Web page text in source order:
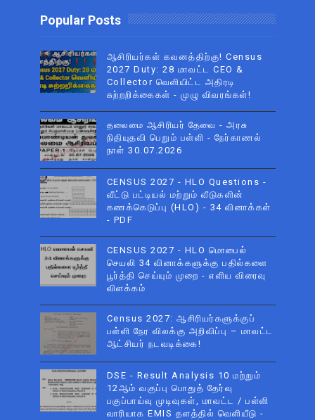
Popular Posts
ஆசிரியர்கள் கவனத்திற்கு! Census
2027 Duty: 28 மாவட்ட CEO &
Collector வெளியிட்ட அதிரடி
சுற்றறிக்கைகள் - முழு விவரங்கள்!
தலைமை ஆசிரியர் தேவை - அரசு
நிதியுதவி பெறும் பள்ளி - நேர்காணல்
நாள் 30.07.2026
CENSUS 2027 - HLO Questions -
வீட்டு பட்டியல் மற்றும் வீடுகளின்
கணக்கெடுப்பு (HLO) - 34 வினாக்கள்
- PDF
CENSUS 2027 - HLO மொபைல்
செயலி 34 வினாக்களுக்கு பதில்களை
பூர்த்தி செய்யும் முறை - எளிய விரைவு
விளக்கம்
Census 2027: ஆசிரியர்களுக்குப்
பள்ளி நேர விலக்கு அறிவிப்பு – மாவட்ட
ஆட்சியர் நடவடிக்கை!
DSE - Result Analysis 10 மற்றும்
12ஆம் வகுப்பு பொதுத் தேர்வு
பகுப்பாய்வு முடிவுகள், மாவட்ட / பள்ளி
வாரியாக EMIS தளத்தில் வெளியீடு -